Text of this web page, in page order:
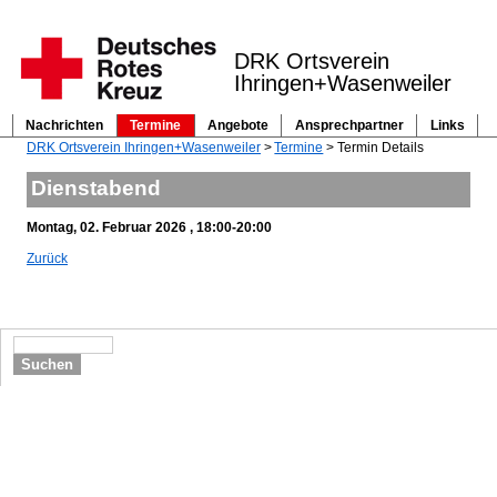
DRK Ortsverein
Ihringen+Wasenweiler
Navigation
überspringen
Nachrichten Termine Angebote Ansprechpartner
Links
DRK Ortsverein Ihringen+Wasenweiler
Termine Termin Details
Dienstabend
Montag, 02. Februar 2026 , 18:00-20:00
Zurück
Suchen